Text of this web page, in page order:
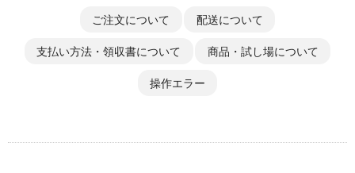
ご注文について 配送について
支払い方法・領収書について 商品・試し場について
操作エラー